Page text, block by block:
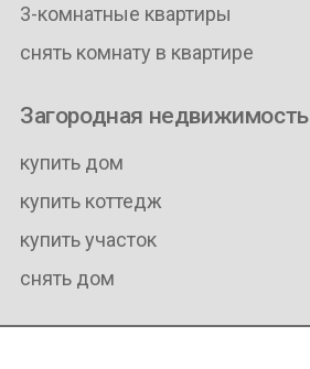
3-комнатные квартиры
снять комнату в квартире
Загородная недвижимость
купить дом
купить коттедж
купить участок
снять дом